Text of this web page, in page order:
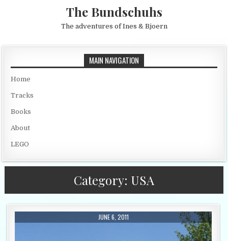
The Bundschuhs
The adventures of Ines & Bjoern
MAIN NAVIGATION
Home
Tracks
Books
About
LEGO
Category: USA
PUBLISHED DATE:
JUNE 6, 2011